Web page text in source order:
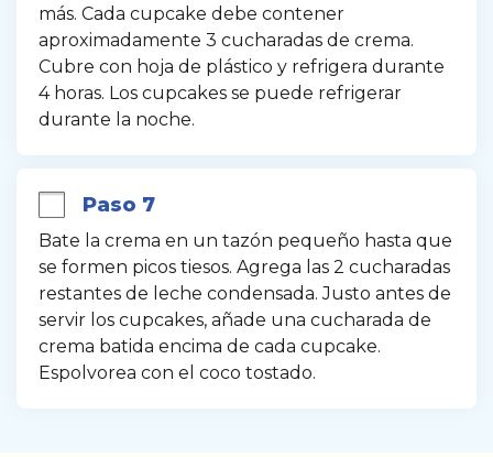
más. Cada cupcake debe contener
aproximadamente 3 cucharadas de crema.
Cubre con hoja de plástico y refrigera durante
4 horas. Los cupcakes se puede refrigerar
durante la noche.
Paso 7
Bate la crema en un tazón pequeño hasta que
se formen picos tiesos. Agrega las 2 cucharadas
restantes de leche condensada. Justo antes de
servir los cupcakes, añade una cucharada de
crema batida encima de cada cupcake.
Espolvorea con el coco tostado.